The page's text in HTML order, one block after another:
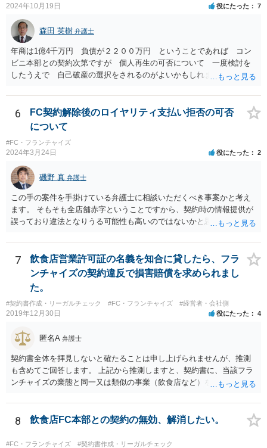
2024年10月19日 役にたった 7
森田 英樹 弁護士
年商は1億4千万円 負債が２２００万円 ということであれば コン
ビニ本部との契約次第ですが 個人再生の可否について 一度検討を
したうえで 自己破産の選択をされるのがよいかもしれません。 ネッ
ば 対応が可能な案件だと存じます。 早急に 弁護士に相談されるの
が良いケースです。
6
FC契約解除後のロイヤリティ支払い拒否の可否
について
#FC・フランチャイズ
2024年3月24日 役にたった 2
磯野 真 弁護士
この手の案件を手掛けている弁護士に相談いただくべき事案かと考え
ます。 そもそも全店舗赤字ということですから、契約時の情報提供が
誤っており違法となりうる可能性も高いのではないかと思われます。
らから本部に対して請求をしていくことも検討すべきかと考えます。
7
飲食店営業許可証の名義を知合に貸したら、フラ
ンチャイズの契約違反で損害賠償を求められまし
た。
#契約書作成・リーガルチェック #FC・フランチャイズ #経営者・会社側
2019年12月30日 役にたった 4
匿名A 弁護士
契約書全体を拝見しないと確たることは申し上げられませんが、推測
も含めてご回答します。 上記から推測しますと、契約書に、当該フラ
ンチャイズの業態と同一又は類似の事業（飲食店など）を行ってはな
その条項には、単に行ってはならない、とだけ書いてある場合もあれ
ば、「自ら又は他人と共同で」行ってはならない、「他人に行わせる
ことも同様」といった書き方がされている場合もあります。 上記のと
おり店の名義人になっているとすれば、知人と共同で、あるいは知人
8 飲食店FC本部との契約の無効、解消したい。
#FC・フランチャイズ #契約書作成・リーガルチェック